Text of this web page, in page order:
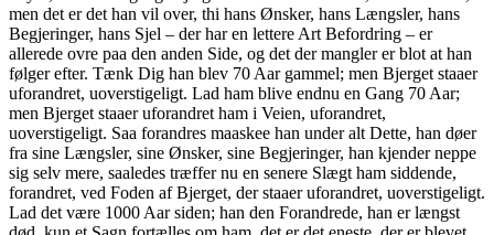
men det er det han vil over, thi hans Ønsker, hans Længsler, hans
Begjeringer, hans Sjel – der har en lettere Art Befordring – er
allerede ovre paa den anden Side, og det der mangler er blot at han
følger efter. Tænk Dig han blev 70 Aar gammel; men Bjerget staaer
uforandret, uoverstigeligt. Lad ham blive endnu en Gang 70 Aar;
men Bjerget staaer uforandret ham i Veien, uforandret,
uoverstigeligt. Saa forandres maaskee han under alt Dette, han døer
fra sine Længsler, sine Ønsker, sine Begjeringer, han kjender neppe
sig selv mere, saaledes træffer nu en senere Slægt ham siddende,
forandret, ved Foden af Bjerget, der staaer uforandret, uoverstigeligt.
Lad det være 1000 Aar siden; han den Forandrede, han er længst